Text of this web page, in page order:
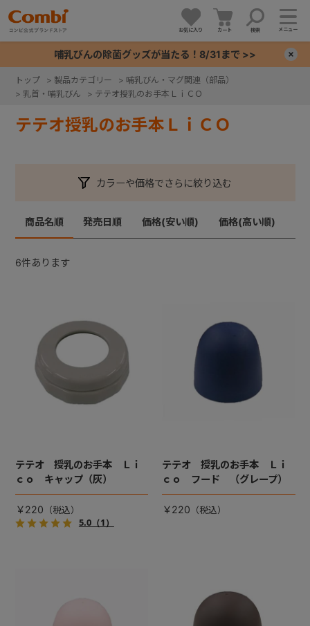
お気に入り カート 検索 メニュー
哺乳びんの除菌グッズが当たる！8/31まで >>
トップ > 製品カテゴリー > 哺乳びん・マグ関連（部品）
> 乳首・哺乳びん > テテオ授乳のお手本ＬｉＣＯ
テテオ授乳のお手本ＬｉＣＯ
カラーや価格でさらに絞り込む
商品名順 発売日順 価格(安い順) 価格(高い順)
6件あります
テテオ 授乳のお手本 Ｌｉ
ｃｏ キャップ（灰）
￥220
5.0（1）
テテオ 授乳のお手本 Ｌｉ
ｃｏ フード （グレープ）
￥220